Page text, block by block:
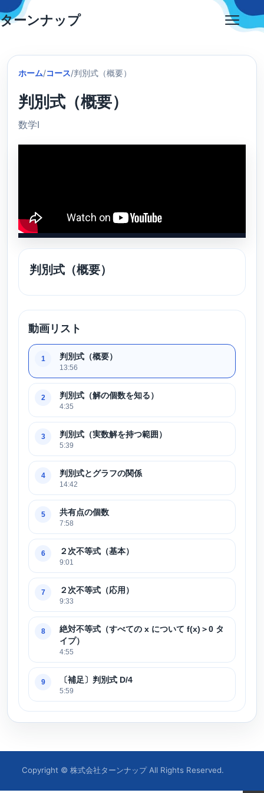
Skip
to
ターンナップ
ホーム/コース/判別式（概要）
判別式（概要）
数学Ⅰ
判別式（概要）
動画リスト
1 判別式（概要）
13:56
2 判別式（解の個数を知る）
4:35
3 判別式（実数解を持つ範囲）
5:39
4 判別式とグラフの関係
14:42
5 共有点の個数
7:58
6 ２次不等式（基本）
9:01
7 ２次不等式（応用）
9:33
8
絶対不等式（すべての x について f(x)＞0 タ
イプ）
4:55
9 〔補足〕判別式 D/4
5:59
Copyright © 株式会社ターンナップ All Rights Reserved.